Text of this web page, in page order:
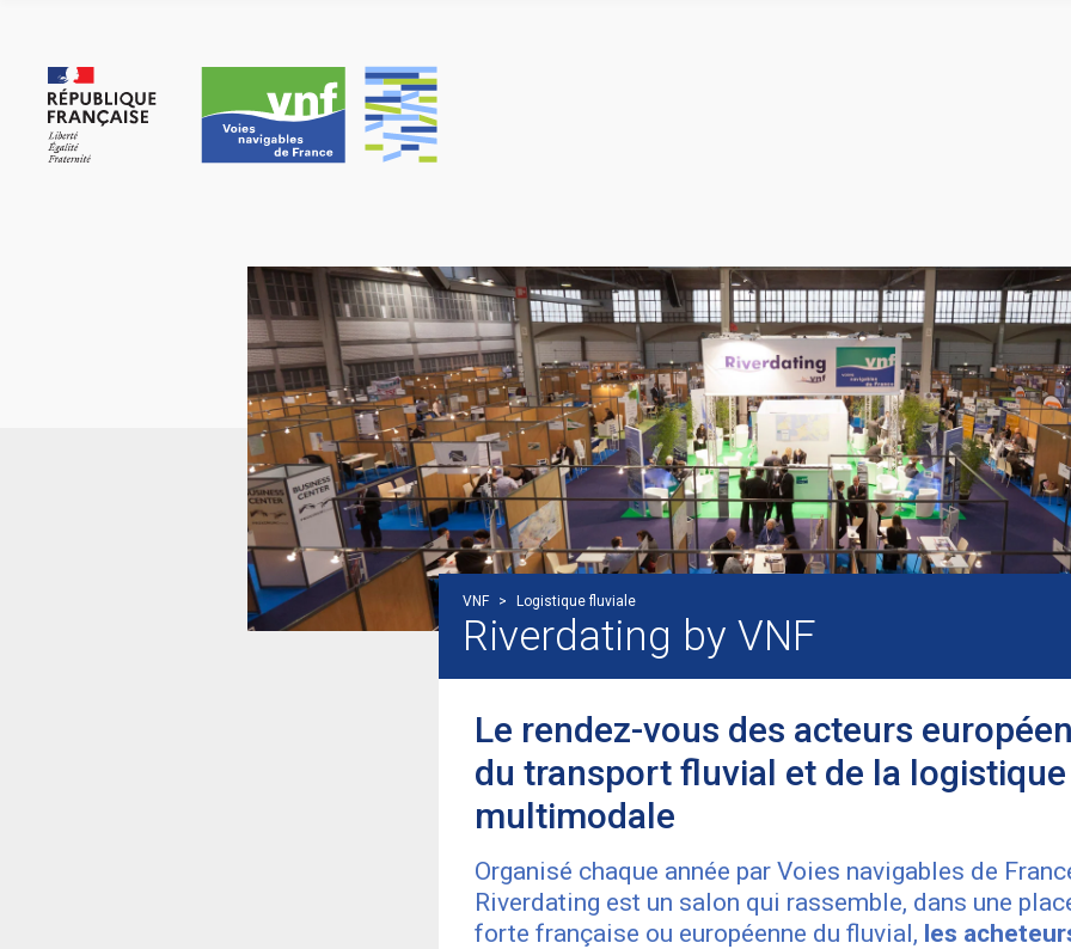
VNF > Logistique fluviale
Riverdating by VNF
Le rendez-vous des acteurs
du transport fluvial et de la logistique
multimodale
Organisé chaque année par Voies navigables de
Riverdating est un salon qui rassemble, dans une
forte française ou européenne du fluvial, les